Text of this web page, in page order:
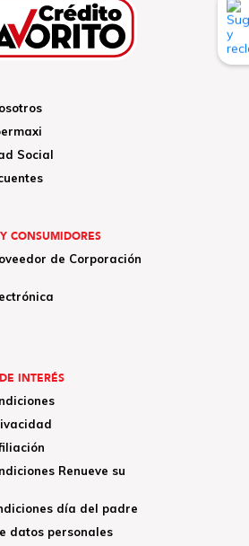
Social
CONSUMIDORES
de Corporación
INTERÉS
Renueve su
día del padre
datos personales